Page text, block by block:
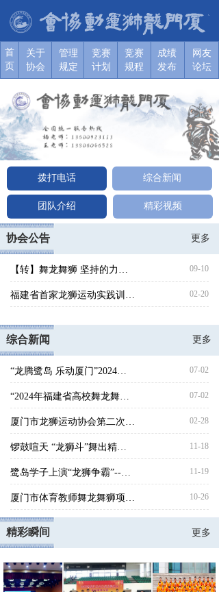
首
页
关于协
会
关于协
会
关于协
会
关于协
会
关于协
会
关于协
会
关于
协会
管理
规定
竞赛
计划
竞赛
规程
成绩
发布
网友
论坛
拨打电话 综合新闻
团队介绍 精彩视频
协会公告 更多
【转】舞龙舞狮 坚持的力量--吴泽荣 09-10
福建省首家龙狮运动实践训练基地在厦门市同安区祥桥社区居民委员会正式揭牌成立！ 02-20
综合新闻 更多
“龙腾鹭岛 乐动厦门”2024年厦门市青少年舞龙舞狮锦标赛圆满收官 07-02
“2024年福建省高校舞龙舞狮教练员、裁判员培训班”成功举办！ 07-02
厦门市龙狮运动协会第二次会员大会 暨第二届理事会换届大会胜利召开 02-28
锣鼓喧天 “龙狮斗”舞出精气神 ——2022 年厦门市青少年舞龙舞狮锦标赛 11-18
鹭岛学子上演“龙狮争霸”--2020年厦门市青少年舞龙舞狮锦标赛 11-19
厦门市体育教师舞龙舞狮项目培训班开班 10-26
精彩瞬间 更多